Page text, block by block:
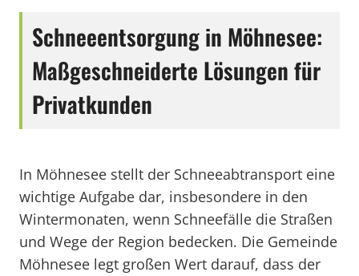
Schneeentsorgung in Möhnesee:
Maßgeschneiderte Lösungen für
Privatkunden
In Möhnesee stellt der Schneeabtransport eine
wichtige Aufgabe dar, insbesondere in den
Wintermonaten, wenn Schneefälle die Straßen
und Wege der Region bedecken. Die Gemeinde
Möhnesee legt großen Wert darauf, dass der